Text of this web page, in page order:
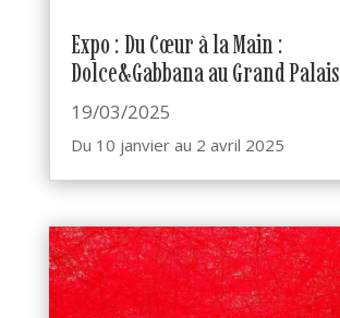
Expo : Du Cœur à la Main :
Dolce&Gabbana au Grand Palais
19/03/2025
Du 10 janvier au 2 avril 2025